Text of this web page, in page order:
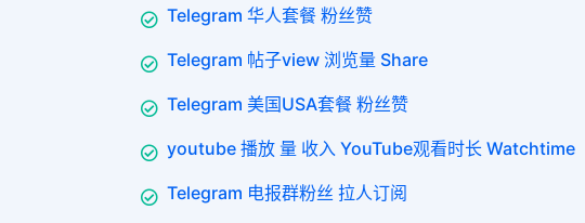
Telegram 华人套餐 粉丝赞
Telegram 帖子view 浏览量 Share
Telegram 美国USA套餐 粉丝赞
youtube 播放 量 收入 YouTube观看时长 Watchtime
Telegram 电报群粉丝 拉人订阅